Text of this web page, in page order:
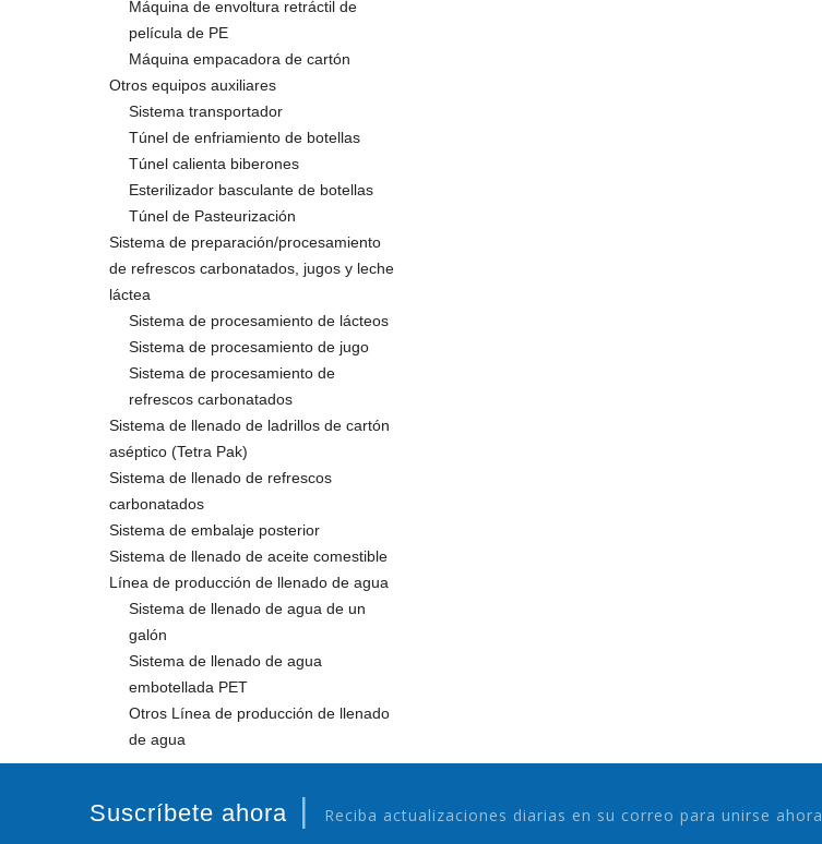
Máquina de envoltura retráctil de
película de PE
Máquina empacadora de cartón
Otros equipos auxiliares
Sistema transportador
Túnel de enfriamiento de botellas
Túnel calienta biberones
Esterilizador basculante de botellas
Túnel de Pasteurización
Sistema de preparación/procesamiento
de refrescos carbonatados, jugos y leche
láctea
Sistema de procesamiento de lácteos
Sistema de procesamiento de jugo
Sistema de procesamiento de
refrescos carbonatados
Sistema de llenado de ladrillos de cartón
aséptico (Tetra Pak)
Sistema de llenado de refrescos
carbonatados
Sistema de embalaje posterior
Sistema de llenado de aceite comestible
Línea de producción de llenado de agua
Sistema de llenado de agua de un
galón
Sistema de llenado de agua
embotellada PET
Otros Línea de producción de llenado
de agua
Suscríbete ahora | Reciba actualizaciones diarias en su correo para unirse ahora